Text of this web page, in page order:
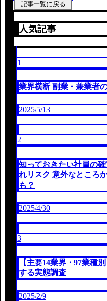
記事一覧に戻る
人気記事
1
業界横断 副業・兼業者
2025/5/13
2
知っておきたい社員の
れリスク 意外なところ
も？
2025/4/30
3
【主要14業界・97業種
する実態調査
2025/2/9